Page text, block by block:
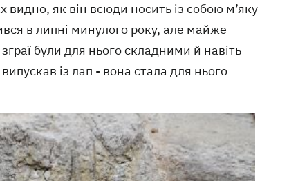
як він всюди носить із собою м’яку
в липні минулого року, але майже
були для нього складними й навіть
із лап - вона стала для нього